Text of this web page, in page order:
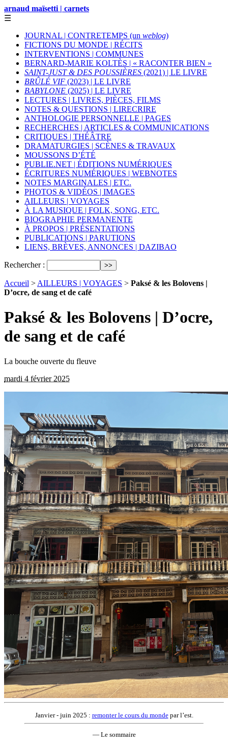
arnaud maïsetti | carnets
☰
JOURNAL | CONTRETEMPS (un weblog)
FICTIONS DU MONDE | RÉCITS
INTERVENTIONS | COMMUNES
BERNARD-MARIE KOLTÈS | « RACONTER BIEN »
SAINT-JUST & DES POUSSIÈRES (2021) | LE LIVRE
BRÛLÉ VIF (2023) | LE LIVRE
BABYLONE (2025) | LE LIVRE
LECTURES | LIVRES, PIÈCES, FILMS
NOTES & QUESTIONS | LIRECRIRE
ANTHOLOGIE PERSONNELLE | PAGES
RECHERCHES | ARTICLES & COMMUNICATIONS
CRITIQUES | THÉÂTRE
DRAMATURGIES | SCÈNES & TRAVAUX
MOUSSONS D’ÉTÉ
PUBLIE.NET | ÉDITIONS NUMÉRIQUES
ÉCRITURES NUMÉRIQUES | WEBNOTES
NOTES MARGINALES | ETC.
PHOTOS & VIDÉOS | IMAGES
AILLEURS | VOYAGES
À LA MUSIQUE | FOLK, SONG, ETC.
BIOGRAPHIE PERMANENTE
À PROPOS | PRÉSENTATIONS
PUBLICATIONS | PARUTIONS
LIENS, BRÈVES, ANNONCES | DAZIBAO
Rechercher :
Accueil > AILLEURS | VOYAGES > Paksé & les Bolovens |
D’ocre, de sang et de café
Paksé & les Bolovens | D’ocre,
de sang et de café
La bouche ouverte du fleuve
mardi 4 février 2025
Janvier - juin 2025 : remonter le cours du mondepar l’est.
— Le sommaire